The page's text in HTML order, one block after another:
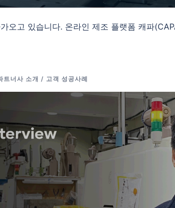
오고 있습니다. 온라인 제조 플랫폼 캐파
트너사 소개 / 고객 성공사례